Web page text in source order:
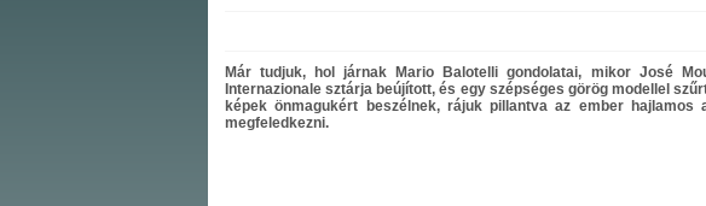
Már tudjuk, hol járnak Mario Balotelli gondolatai, mikor José
Internazionale sztárja beújított, és egy szépséges görög modellel
képek önmagukért beszélnek, rájuk pillantva az ember
megfeledkezni.